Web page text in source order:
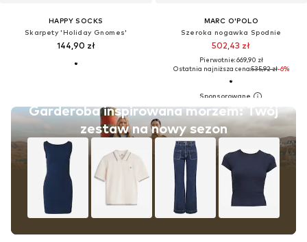
HAPPY SOCKS
Skarpety 'Holiday Gnomes'
144,90 zł
Garderoba inspirowana morzem: Twój
zestaw na nowy sezon
MARC O'POLO
Szeroka nogawka Spodnie
502,43 zł
Pierwotnie: 669,90 zł
Ostatnia najniższa cena:535,92 zł-6%